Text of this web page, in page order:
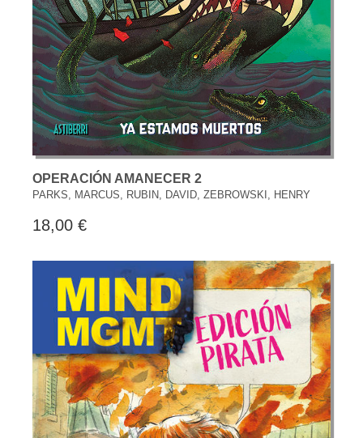
OPERACIÓN AMANECER 2
PARKS, MARCUS, RUBIN, DAVID, ZEBROWSKI, HENRY
18,00 €